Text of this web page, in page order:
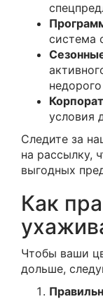
система
условия
Следите за
на рассылку,
выгодных
Как
Чтобы ваши
дольше,